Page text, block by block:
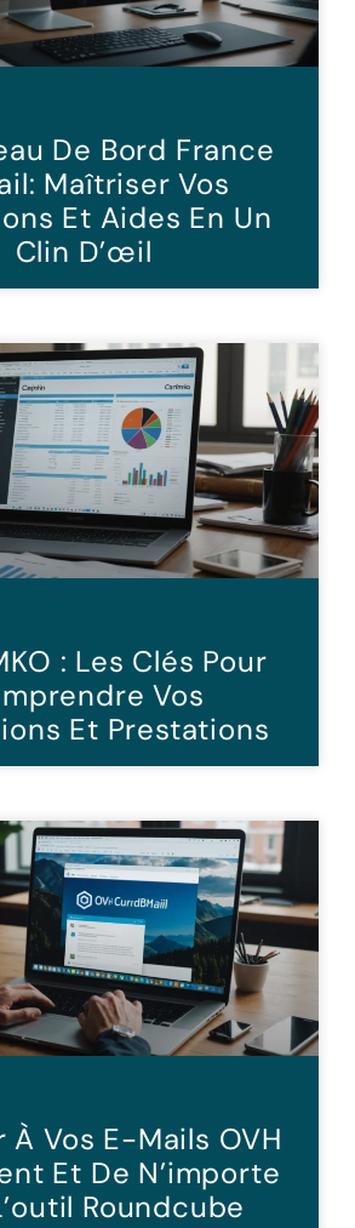
De Bord France
Maîtriser Vos
Et Aides En Un
Clin D’œil
: Les Clés Pour
Vos
Et Prestations
Vos E-Mails OVH
Et De N’importe
Roundcube